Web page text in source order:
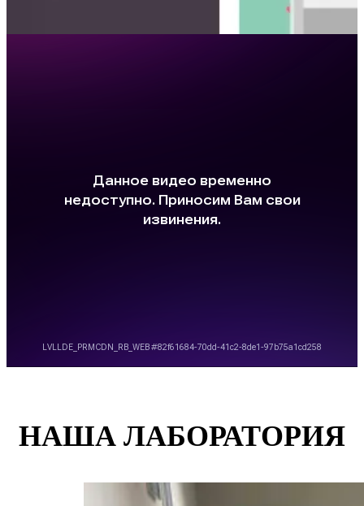
НАША ЛАБОРАТОРИЯ